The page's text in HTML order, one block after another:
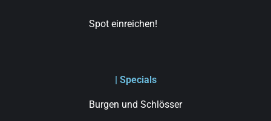
Spot einreichen!
| Specials
Burgen und Schlösser